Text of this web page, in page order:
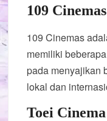
109 Cinemas
109 Cinemas
memiliki
pada menyajikan
lokal dan
Toei Cinema